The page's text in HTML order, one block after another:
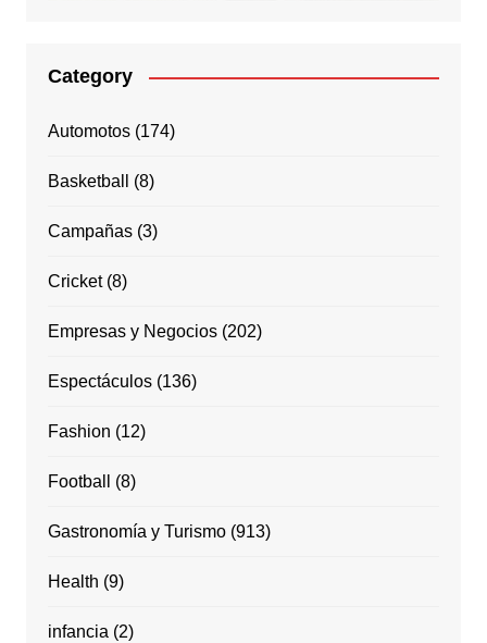
Category
Automotos(174)
Basketball (8)
Campañas(3)
Cricket(8)
Empresas y Negocios(202)
Espectáculos(136)
Fashion (12)
Football (8)
Gastronomía y Turismo(913)
Health (9)
infancia (2)